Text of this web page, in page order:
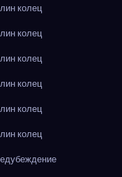
колец
колец
колец
колец
колец
колец